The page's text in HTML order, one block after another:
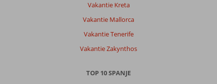
Vakantie Kreta
Vakantie Mallorca
Vakantie Tenerife
Vakantie Zakynthos
TOP 10 SPANJE